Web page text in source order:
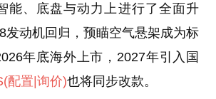
能、底盘与动力上进行了全面升
发动机回归，预瞄空气悬架成为标
年底海外上市，2027年引入国
(配置|询价)也将同步改款。